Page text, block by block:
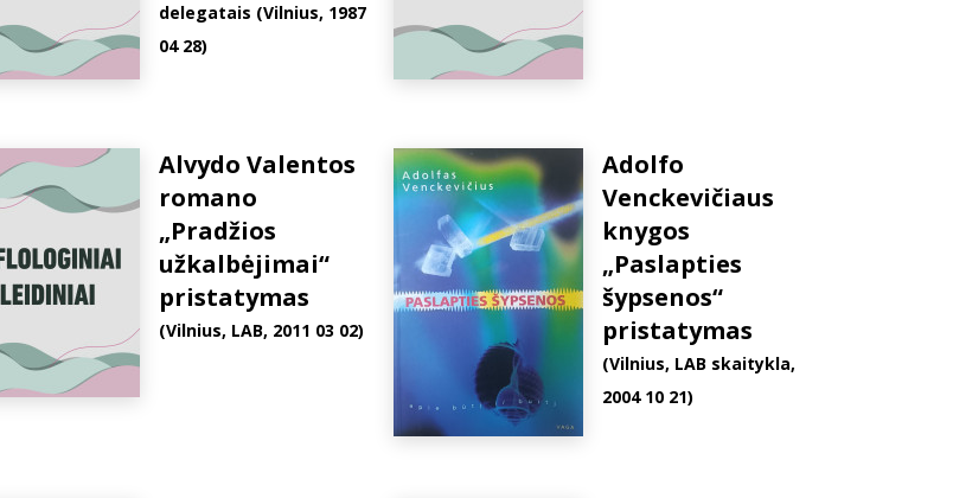
delegatais (Vilnius, 1987
04 28)
Alvydo Valentos
romano
„Pradžios
užkalbėjimai“
pristatymas
(Vilnius, LAB, 2011 03 02)
Adolfo
Venckevičiaus
knygos
„Paslapties
šypsenos“
pristatymas
(Vilnius, LAB skaitykla,
2004 10 21)